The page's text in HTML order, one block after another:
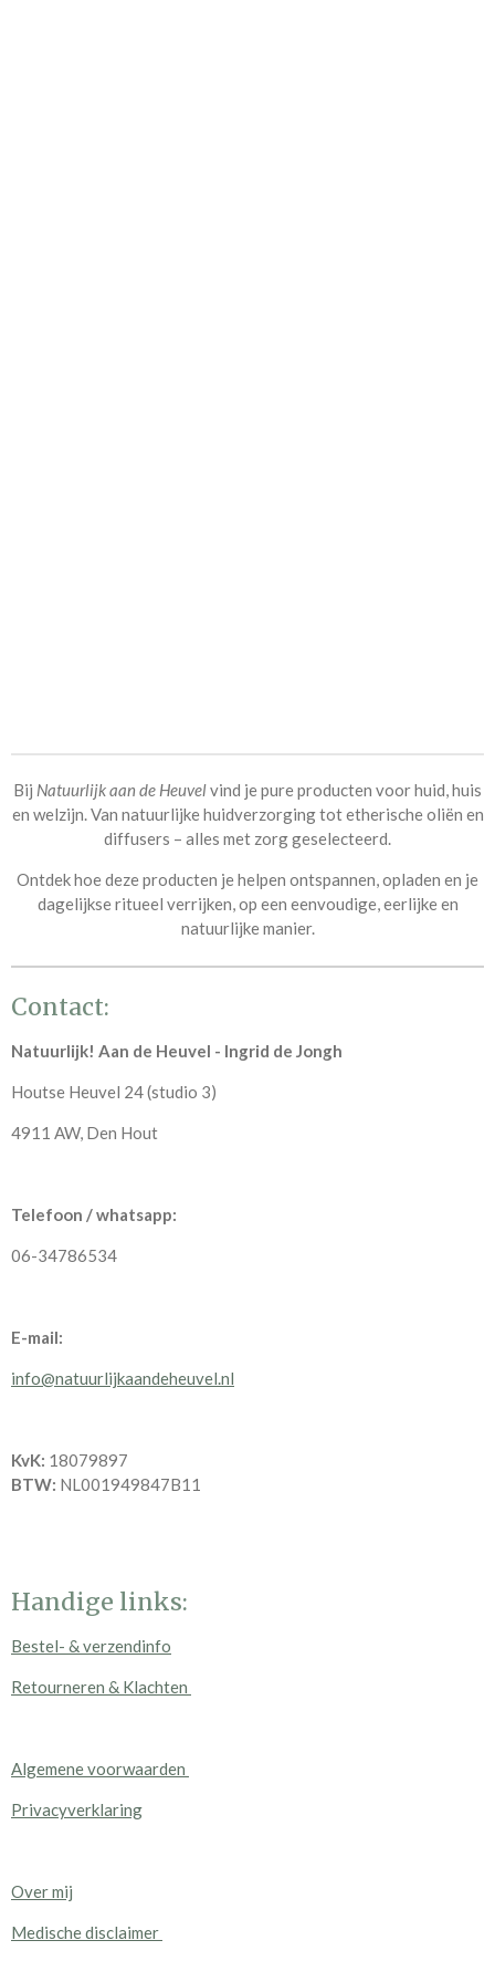
Bij Natuurlijk aan de Heuvelvind je pure producten voor huid, huis
en welzijn. Van natuurlijke huidverzorging tot etherische oliën en
diffusers – alles met zorg geselecteerd.
Ontdek hoe deze producten je helpen ontspannen, opladen en je
dagelijkse ritueel verrijken, op een eenvoudige, eerlijke en
natuurlijke manier.
Contact:
Natuurlijk! Aan de Heuvel - Ingrid de Jongh
Houtse Heuvel 24 (studio 3)
4911 AW, Den Hout
Telefoon / whatsapp:
06-34786534
E-mail:
info@natuurlijkaandeheuvel.nl
KvK: 18079897
BTW: NL001949847B11
Handige links:
Bestel- & verzendinfo
Retourneren & Klachten
Algemene voorwaarden
Privacyverklaring
Over mij
Medische disclaimer